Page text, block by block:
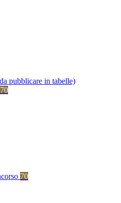
pubblicare in tabelle)
70
70